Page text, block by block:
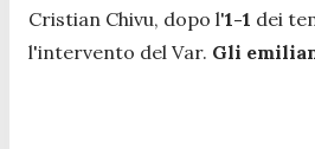
Cristian Chivu, dopo l'1-1 dei
l'intervento del Var. Gli